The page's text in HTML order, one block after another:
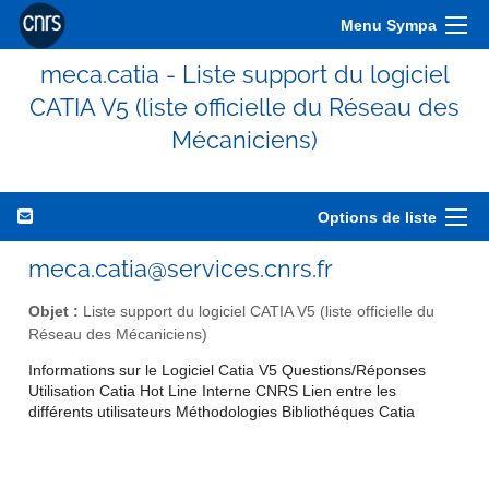
Menu Sympa
meca.catia - Liste support du logiciel
CATIA V5 (liste officielle du Réseau des
Mécaniciens)
Options de liste
meca.catia@services.cnrs.fr
Objet : Liste support du logiciel CATIA V5 (liste officielle du
Réseau des Mécaniciens)
Informations sur le Logiciel Catia V5 Questions/Réponses
Utilisation Catia Hot Line Interne CNRS Lien entre les
différents utilisateurs Méthodologies Bibliothéques Catia